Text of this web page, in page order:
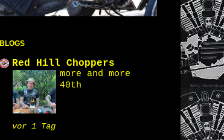
BLOGS
Red Hill Choppers
more and more
40th
vor 1 Tag